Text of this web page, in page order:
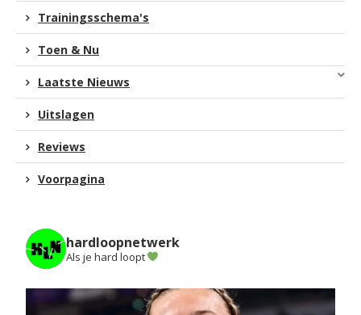
Trainingsschema's
Toen & Nu
Laatste Nieuws
Uitslagen
Reviews
Voorpagina
hardloopnetwerk
Als je hard loopt